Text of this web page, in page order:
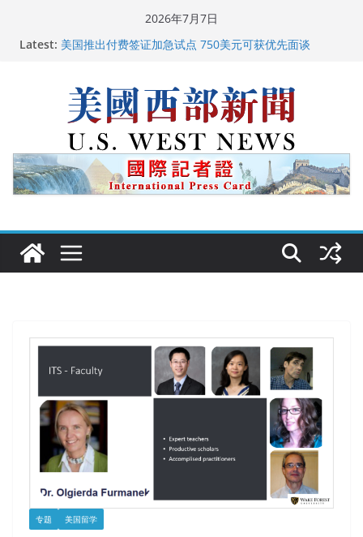
2026年7月7日
Latest:
广州市沉香协会会长周天明：让沉香有序走向世界
美国推出付费签证加急试点 750美元可获优先面谈
美国最高法院维持“出生公民权” : 出生在美国就是美国
人！
中国驻美国大使谢锋邀请美国老教师罗纳德·萨科尔斯基
再次访华
专题 美国留学